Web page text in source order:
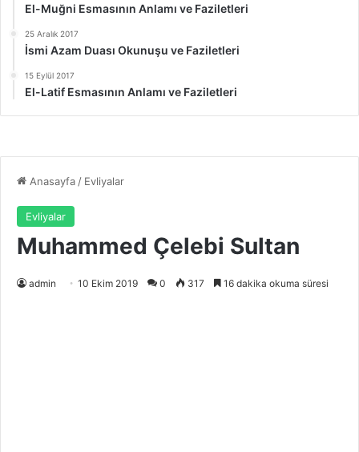
El-Muğni Esmasının Anlamı ve Faziletleri
25 Aralık 2017
İsmi Azam Duası Okunuşu ve Faziletleri
15 Eylül 2017
El-Latif Esmasının Anlamı ve Faziletleri